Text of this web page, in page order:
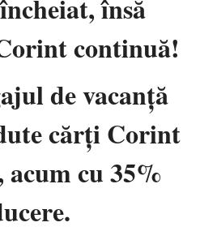
însă
continuă!
de vacanţă
cărţi Corint
acum cu 35%